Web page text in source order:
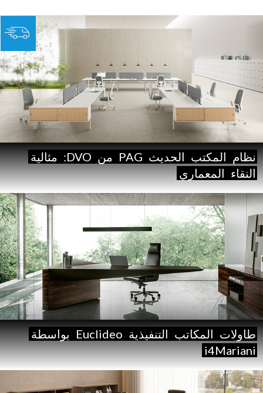
نظام المكتب الحديث PAG من DVO:
مثالية
النقاء المعماري
طاولات المكاتب التنفيذية Euclideo بواسطة
i4Mariani